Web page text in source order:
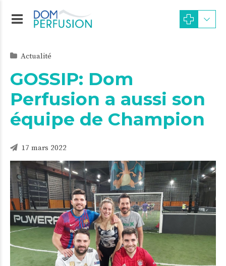
Actualité
GOSSIP: Dom
Perfusion a aussi son
équipe de Champion
17 mars 2022